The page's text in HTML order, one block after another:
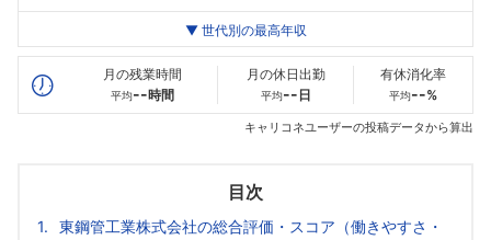
最高年収
20代
--万
30代
--万
--万
▼ 世代別の最高年収
月の残業時間
平均--時間
月の休日出勤
平均-- 日
有休消化率
平均--%
キャリコネユーザーの投稿データから算出
目次
東鋼管工業株式会社の総合評価・スコア（働きやすさ・